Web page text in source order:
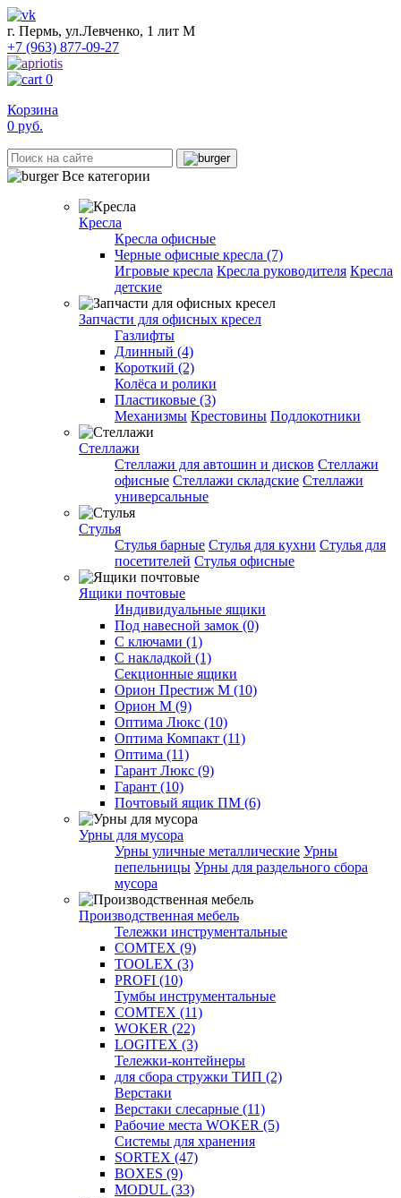
г. Пермь, ул.Левченко, 1 лит М
+7 (963) 877-09-27
0
Корзина
0 руб.
Все категории
Кресла
Кресла офисные
Черные офисные кресла (7)
Игровые кресла Кресла руководителя Кресла
детские
Запчасти для офисных кресел
Газлифты
Длинный (4)
Короткий (2)
Колёса и ролики
Пластиковые (3)
Механизмы Крестовины Подлокотники
Стеллажи
Стеллажи для автошин и дисков Стеллажи
офисные Стеллажи складские Стеллажи
универсальные
Стулья
Стулья барные Стулья для кухни Стулья для
посетителей Стулья офисные
Ящики почтовые
Индивидуальные ящики
Под навесной замок (0)
С ключами (1)
С накладкой (1)
Секционные ящики
Орион Престиж М (10)
Орион М (9)
Оптима Люкс (10)
Оптима Компакт (11)
Оптима (11)
Гарант Люкс (9)
Гарант (10)
Почтовый ящик ПМ (6)
Урны для мусора
Урны уличные металлические Урны
пепельницы Урны для раздельного сбора
мусора
Производственная мебель
Тележки инструментальные
COMTEX (9)
TOOLEX (3)
PROFI (10)
Тумбы инструментальные
COMTEX (11)
WOKER (22)
LOGITEX (3)
Тележки-контейнеры
для сбора стружки ТИП (2)
Верстаки
Верстаки слесарные (11)
Рабочие места WOKER (5)
Системы для хранения
SORTEX (47)
BOXES (9)
MODUL (33)